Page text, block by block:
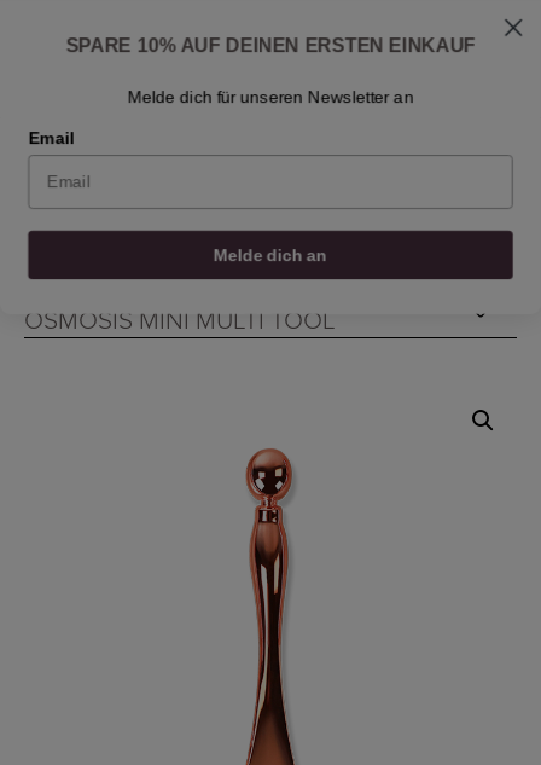
content
Fragen zur Hautpflege? Schreiben Sie uns an
info@osmosisbeautyscandinavia.com
0 0
0
OSMOSIS MINI MULTI TOOL
SPARE 10% AUF DEINEN ERSTEN EINKAUF
Melde dich für unseren Newsletter an
Email
Melde dich an